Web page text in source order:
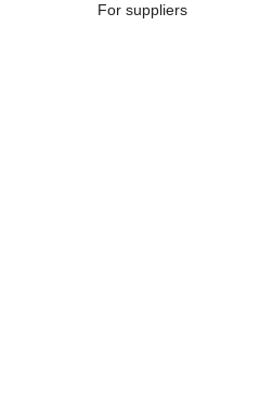
For suppliers